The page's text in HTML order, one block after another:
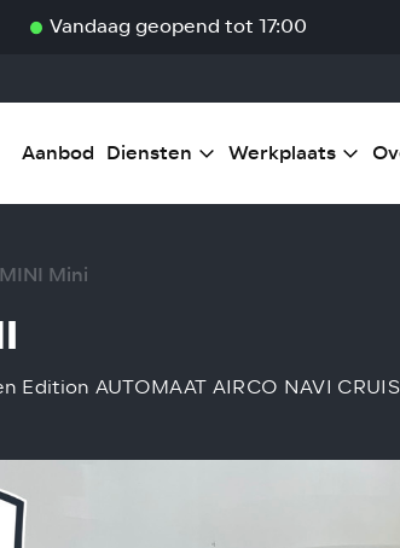
Vandaag geopend tot 17:00
Aanbod Diensten Werkplaats
MINI Mini
Edition AUTOMAAT AIRCO NAVI